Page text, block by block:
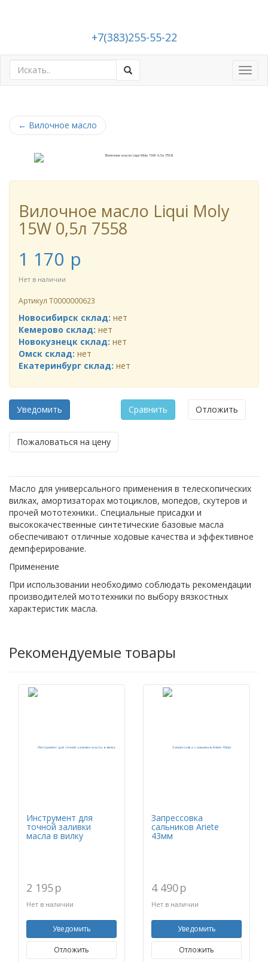
+7(383)255-55-22
← Вилочное масло
Вилочное масло Liqui Moly
15W 0,5л 7558
1 170 p
Нет в наличии
Артикул Т0000000623
Новосибирск склад: нет
Кемерово склад: нет
Новокузнецк склад: нет
Омск склад: нет
Екатеринбург склад: нет
Уведомить Сравнить Отложить
Пожаловаться на цену
Масло для универсального применения в телескопических
вилках, амортизаторах мотоциклов, мопедов, скутеров и
прочей мототехники.. Специальные присадки и
высококачественные синтетические базовые масла
обеспечивают отличные ходовые качества и эффективное
демпферирование.
Применение
При использовании необходимо соблюдать рекомендации
производителей мототехники по выбору вязкостных
характеристик масла.
Рекомендуемые товары
Инструмент для
точной заливки
масла в вилку
2 195p
Нет в наличии
Уведомить
Отложить
Запрессовка
сальников Ariete
43мм
4 490p
Нет в наличии
Уведомить
Отложить